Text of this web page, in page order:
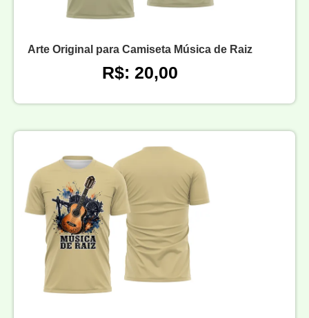
Arte Original para Camiseta Música de Raiz
R$: 20,00